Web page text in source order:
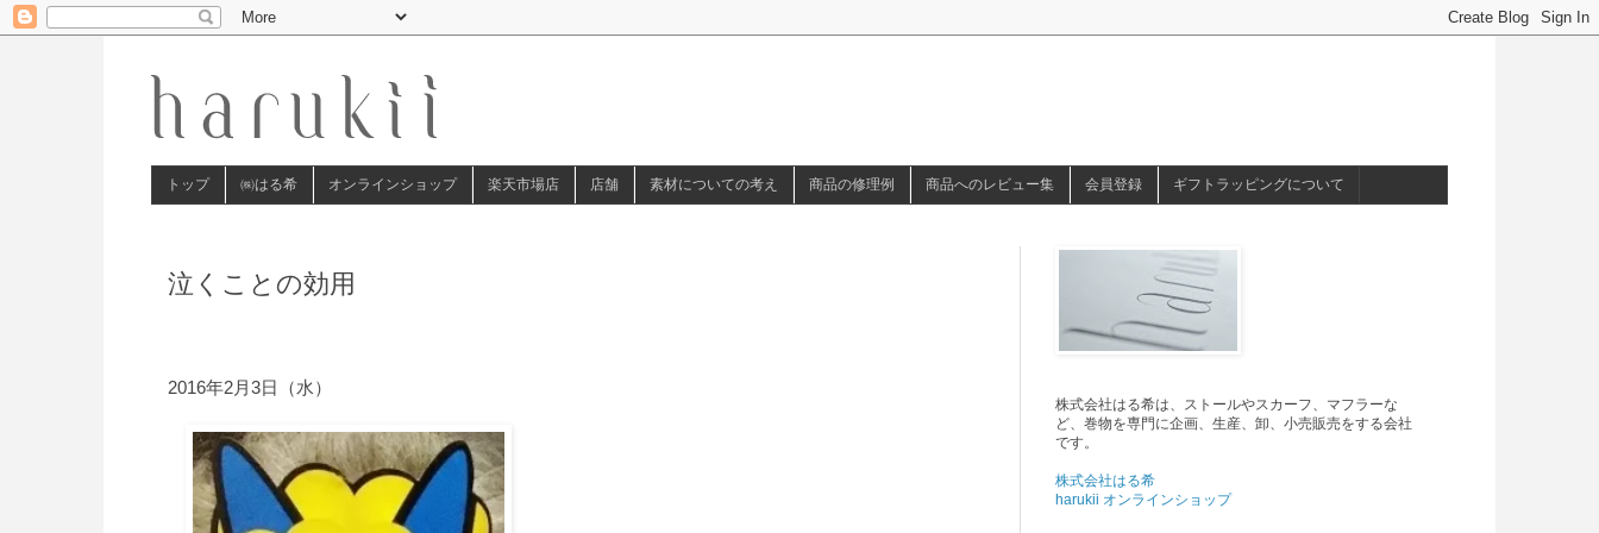
トップ ㈱はる希 オンラインショップ 楽天市場店 店舗 素材についての考え 商品の修理例 商品へのレビュー集 会員登録 ギフトラッピングについて
泣くことの効用
2016年2月3日（水）
株式会社はる希は、ストールやスカーフ、マフラーな
ど、巻物を専門に企画、生産、卸、小売販売をする会社
です。
株式会社はる希
harukii オンラインショップ